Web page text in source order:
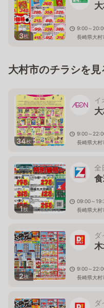
3枚
9:00～
長崎県大
大村市のチラシを見
34枚
イ
9:00～
長崎県大
1枚
全
09:00～
長崎県大村
2枚
ダ
9:00～
長崎県大
ダ